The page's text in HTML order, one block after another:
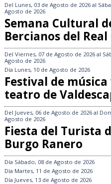
Del Lunes, 03 de Agosto de 2026 al
Agosto de 2026
Semana Cultural
Bercianos del
Del Viernes, 07 de Agosto de 2026 al
Agosto de 2026
Día Lunes, 10 de Agosto de 2026
Festival de música
teatro de
Del Jueves, 06 de Agosto de 2026 al
Agosto de 2026
Fiesta del Turista
Burgo Ranero
Día Sábado, 08 de Agosto de 2026
Día Martes, 11 de Agosto de 2026
Día Jueves, 13 de Agosto de 2026